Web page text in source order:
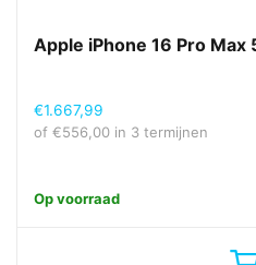
Apple iPhone 16 Pro Max
€1.667,99
of €556,00 in 3 termijnen
Op voorraad